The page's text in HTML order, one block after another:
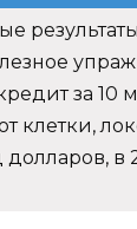
за 10
клетки,
в